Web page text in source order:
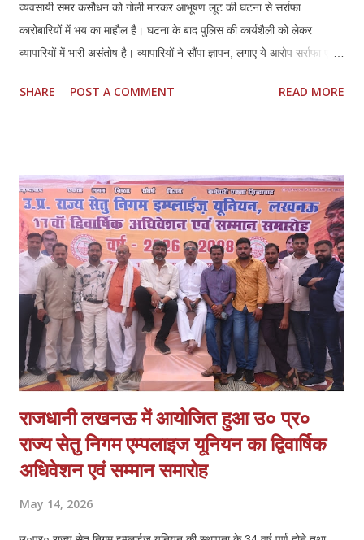
व्यवसायी समर कसौधन को गोली मारकर आभूषण लूट की घटना से सर्राफा
कारोबारियों में भय का माहौल है। घटना के बाद पुलिस की कार्यशैली को लेकर
व्यापारियों में भारी असंतोष है। व्यापारियों ने सौंपा ज्ञापन, लगाए ये आरोप सर्राफा एवं
खुद बयान दिया है, जिसका वीडियो भी मौजूद है। इसके बावजूद पुलिस ने उनके भाई
दर्ज हो। 2. समय सीमा में खुलासा कर अपराधियों की गिरफ्तारी और 100%
बरामदगी हो। 3. स्वर्ण व्यवसायी क्षेत्रों में अतिरिक्त पुलिस बल तैनात किया जाए।
4. आत्मरक्षा के लिए स्वर्ण व्यापारियों को प्राथमिकता पर शस्त्र लाइसेंस दिए जाएं।
व्यापारियों का कहना है कि घटना के बाद से माल के आवागमन में असुरक्षा महसूस हो
रही है और व्य...
SHARE POST A COMMENT READ MORE
राजधानी लखनऊ में आयोजित हुआ उ० प्र०
राज्य सेतु निगम एम्पलाइज यूनियन का द्विवार्षिक
अधिवेशन एवं सम्मान समारोह
May 14, 2026